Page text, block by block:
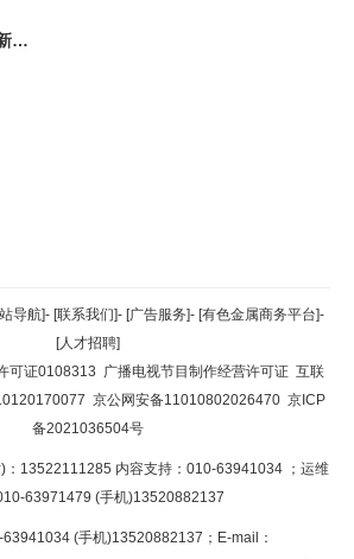
返回顶部
返回首页
导航]- [联系我们]- [广告服务]- [有色金属商务平台]-
[人才招聘]
可证0108313 广播电视节目制作经营许可证 互联
京公网安备11010802026470 京ICP
备2021036504号
：13522111285 内容支持：010-63941034 ；运维
63971479 (手机)13520882137
(手机)13520882137；E-mail：